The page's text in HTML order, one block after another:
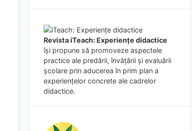
Revista iTeach: Experienţe didactice
îşi propune să promoveze aspectele
practice ale predării, învăţării şi evaluării
şcolare prin aducerea în prim plan a
experienţelor concrete ale cadrelor
didactice.